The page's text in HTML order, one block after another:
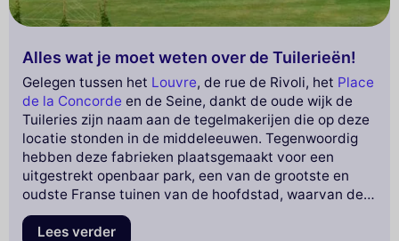
Alles wat je moet weten over de Tuilerieën!
Gelegen tussen het Louvre, de rue de Rivoli, het Place
de la Concorde en de Seine, dankt de oude wijk de
Tuileries zijn naam aan de tegelmakerijen die op deze
locatie stonden in de middeleeuwen. Tegenwoordig
hebben deze fabrieken plaatsgemaakt voor een
uitgestrekt openbaar park, een van de grootste en
oudste Franse tuinen van de hoofdstad, waarvan de
geschiedenis teruggaat tot de 17e eeuw.
Lees verder